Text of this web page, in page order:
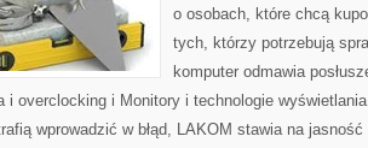
o osobach, które chcą
tych, którzy potrzebują
komputer odmawia
i overclocking i Monitory i technologie
wprowadzić w błąd, LAKOM stawia na